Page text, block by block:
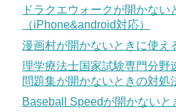
ドラクエウォークが開かない
（iPhone&android対応）
漫画村が開かないときに使え
理学療法士国家試験専門分野
問題集が開かないときの対処
Baseball Speedが開かない